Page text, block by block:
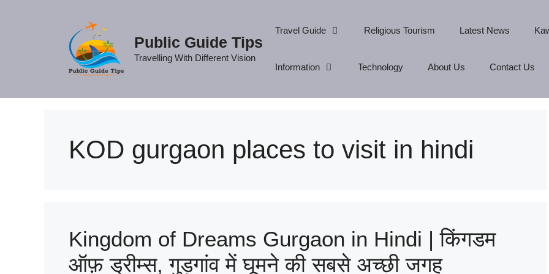
Public Guide Tips
Travelling With Different Vision
Travel Guide Religious Tourism Latest News
Information Technology About Us Contact Us
KOD gurgaon places to visit in hindi
Kingdom of Dreams Gurgaon in Hindi | किंगडम
ऑफ़ ड्रीम्स, गुड़गांव में घूमने की सबसे अच्छी जगह